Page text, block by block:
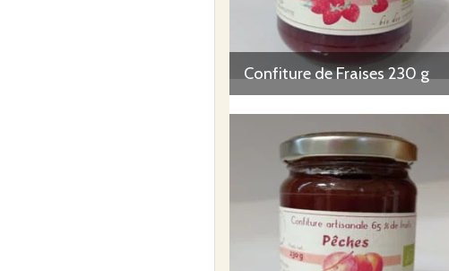
Confiture de Fraises 230 g